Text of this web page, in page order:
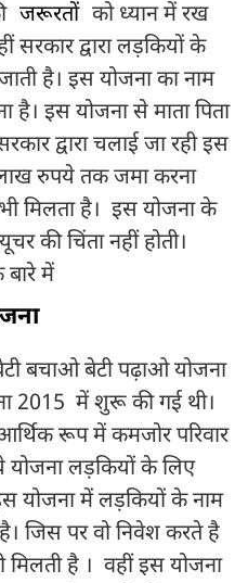
जरूरतों को ध्यान में रख
सरकार द्वारा लड़कियों के
है। इस योजना का नाम
इस योजना से माता पिता
द्वारा चलाई जा रही इस
रुपये तक जमा करना
मिलता है। इस योजना के
की चिंता नहीं होती।
में
बचाओ बेटी पढ़ाओ योजना
2015 में शुरू की गई थी।
रूप में कमजोर परिवार
योजना लड़कियों के लिए
योजना में लड़कियों के नाम
जिस पर वो निवेश करते है
है । वहीं इस योजना